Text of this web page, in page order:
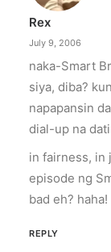
Rex
July 9, 2006
naka-Smart
siya, diba?
napapansin
dial-up na
in fairness, in
episode ng
bad eh? haha!
REPLY